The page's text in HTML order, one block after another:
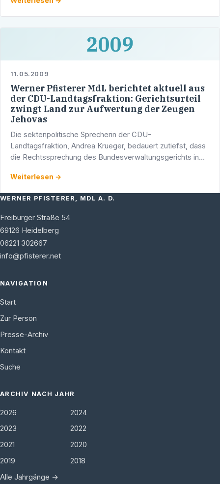
ausgesprochen.
2009
11.05.2009
Werner Pfisterer MdL berichtet aktuell aus
der CDU-Landtagsfraktion: Gerichtsurteil
zwingt Land zur Aufwertung der Zeugen
Jehovas
Die sektenpolitische Sprecherin der CDU-
Landtagsfraktion, Andrea Krueger, bedauert zutiefst, dass
die Rechtssprechung des Bundesverwaltungsgerichts in
den Zeugen …
Weiterlesen →
WERNER PFISTERER, MDL A. D.
Freiburger Straße 54
69126 Heidelberg
06221 302667
info@pfisterer.net
NAVIGATION
Start
Zur Person
Presse-Archiv
Kontakt
Suche
ARCHIV NACH JAHR
2026
2024
2023
2022
2021
2020
2019
2018
Alle Jahrgänge →